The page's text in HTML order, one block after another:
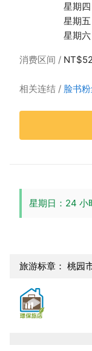
星期
星期
星期
消费区间
相关连结 脸书
星期日：24 小
旅游标章： 桃园